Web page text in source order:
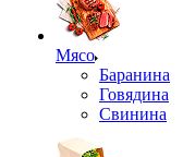
Мясо
Баранина
Говядина
Свинина